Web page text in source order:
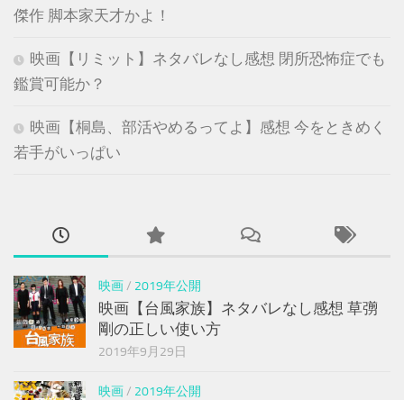
傑作 脚本家天才かよ！
映画【リミット】ネタバレなし感想 閉所恐怖症でも
鑑賞可能か？
映画【桐島、部活やめるってよ】感想 今をときめく
若手がいっぱい
映画/ 2019年公開
映画【台風家族】ネタバレなし感想 草彅
剛の正しい使い方
2019年9月29日
映画/ 2019年公開